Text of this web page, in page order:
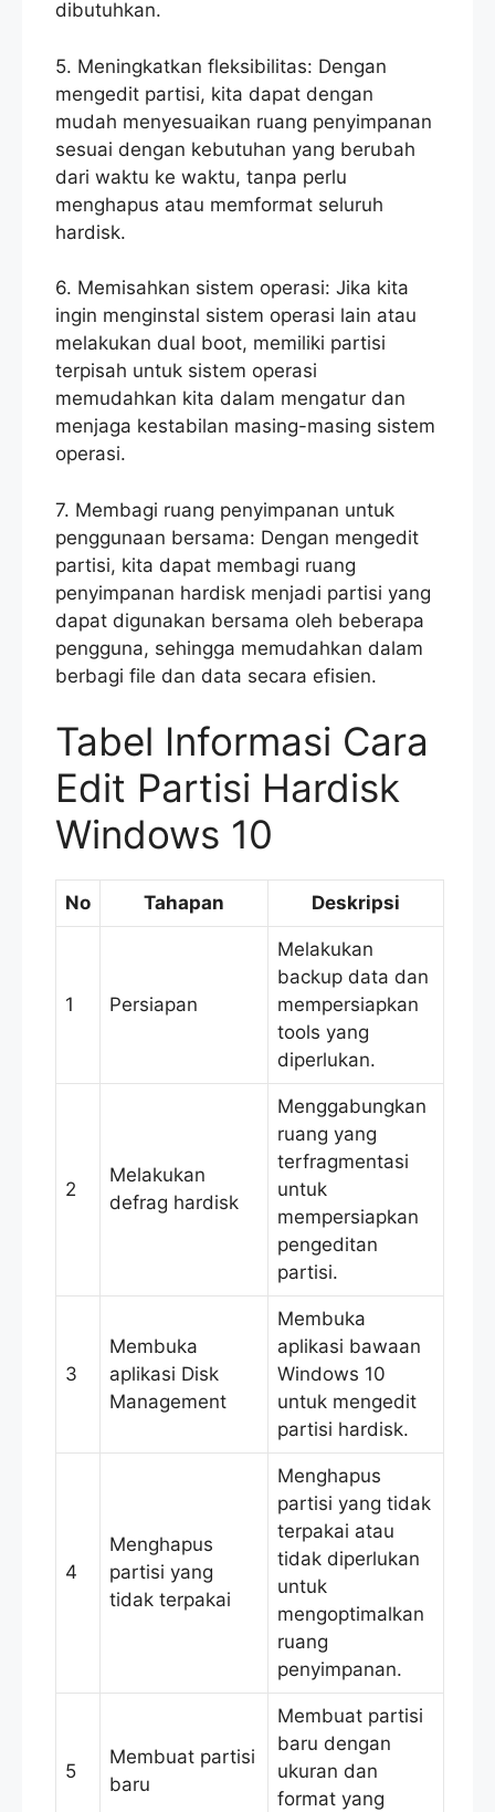
dibutuhkan.
5. Meningkatkan fleksibilitas: Dengan
mengedit partisi, kita dapat dengan
mudah menyesuaikan ruang penyimpanan
sesuai dengan kebutuhan yang berubah
dari waktu ke waktu, tanpa perlu
menghapus atau memformat seluruh
hardisk.
6. Memisahkan sistem operasi: Jika kita
ingin menginstal sistem operasi lain atau
melakukan dual boot, memiliki partisi
terpisah untuk sistem operasi
memudahkan kita dalam mengatur dan
menjaga kestabilan masing-masing sistem
operasi.
7. Membagi ruang penyimpanan untuk
penggunaan bersama: Dengan mengedit
partisi, kita dapat membagi ruang
penyimpanan hardisk menjadi partisi yang
dapat digunakan bersama oleh beberapa
pengguna, sehingga memudahkan dalam
berbagi file dan data secara efisien.
Tabel Informasi Cara
Edit Partisi Hardisk
Windows 10
No Tahapan Deskripsi
1 Persiapan
Melakukan
backup data dan
mempersiapkan
tools yang
diperlukan.
2
Melakukan
defrag hardisk
Menggabungkan
ruang yang
terfragmentasi
untuk
mempersiapkan
pengeditan
partisi.
3
Membuka
aplikasi Disk
Management
Membuka
aplikasi bawaan
Windows 10
untuk mengedit
partisi hardisk.
4
Menghapus
partisi yang
tidak terpakai
Menghapus
partisi yang tidak
terpakai atau
tidak diperlukan
untuk
mengoptimalkan
ruang
penyimpanan.
5
Membuat partisi
baru
Membuat partisi
baru dengan
ukuran dan
format yang